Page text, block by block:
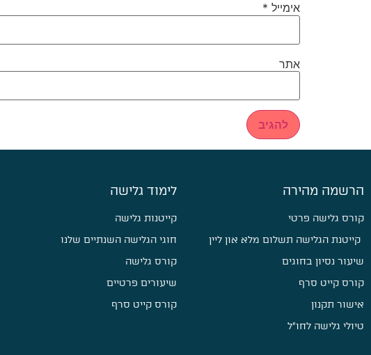
אימייל *
אתר
הרשמה מהירה
קורס גלישה פרטי
קייטנת הגלישה תשלום מלא און ליין
שיעור נסיון בחוגים
קורס קייט סרף
אישור תקנון
טיולי גלישה לחו״ל
לימוד גלישה
קייטנות גלישה
חוגי הגלישה השנתיים שלנו
קורס גלישה
שיעורים פרטיים
קורס קייט סרף